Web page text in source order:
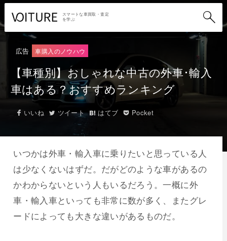
スマートな車買取・査定
を学ぶ
広告 車購入のノウハウ
【車種別】おしゃれな中古の外車･輸入
車はある？おすすめランキング
いいね ツイート はてブ Pocket
いつかは外車・輸入車に乗りたいと思っている人
は少なくないはずだ。だがどのような車があるの
かわからないという人もいるだろう。一概に外
車・輸入車といっても非常に数が多く、またグレ
ードによっても大きな違いがあるものだ。